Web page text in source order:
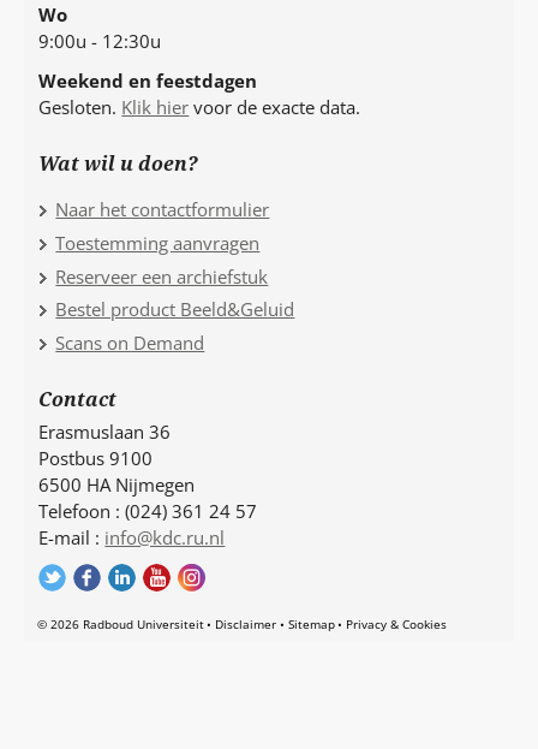
Wo
9:00u - 12:30u
Weekend en feestdagen
Gesloten. Klik hier voor de exacte data.
Wat wil u doen?
Naar het contactformulier
Toestemming aanvragen
Reserveer een archiefstuk
Bestel product Beeld&Geluid
Scans on Demand
Contact
Erasmuslaan 36
Postbus 9100
6500 HA Nijmegen
Telefoon : (024) 361 24 57
E-mail : info@kdc.ru.nl
© 2026 Radboud Universiteit Disclaimer Sitemap Privacy & Cookies